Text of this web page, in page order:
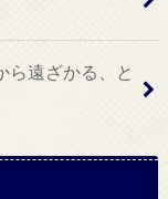
ら遠ざかる、と